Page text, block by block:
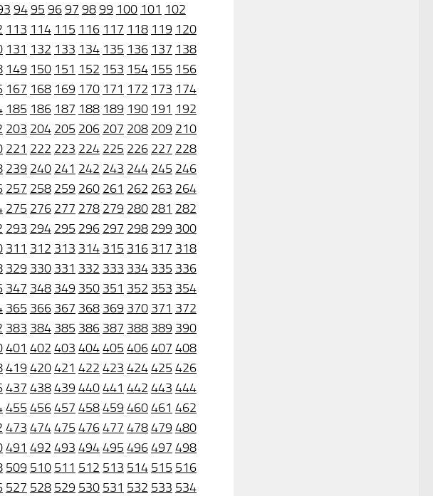
9495 9697 9899 100 101 102
113 114 115 116 117 118 119 120
131 132 133 134 135 136 137 138
149 150 151 152 153 154 155 156
167 168 169 170 171 172 173 174
185 186 187 188 189 190 191 192
203 204 205 206 207 208 209 210
221 222 223 224 225 226 227 228
239 240 241 242 243 244 245 246
257 258 259 260 261 262 263 264
275 276 277 278 279 280 281 282
293 294 295 296 297 298 299 300
311 312 313 314 315 316 317 318
329 330 331 332 333 334 335 336
347 348 349 350 351 352 353 354
365 366 367 368 369 370 371 372
383 384 385 386 387 388 389 390
401 402 403 404405 406407 408
419 420421 422 423 424425 426
437 438439 440441 442 443 444
455 456457 458459 460461 462
473 474475 476477 478479 480
491 492 493 494495 496497 498
509 510 511 512 513 514 515 516
527 528 529 530 531 532 533 534